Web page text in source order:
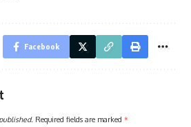
Facebook
Required fields are marked *